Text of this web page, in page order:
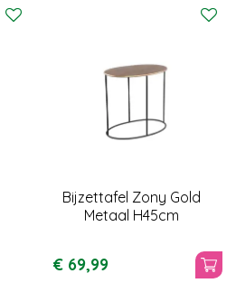
Bijzettafel Zony Gold
Metaal H45cm
€ 69,99